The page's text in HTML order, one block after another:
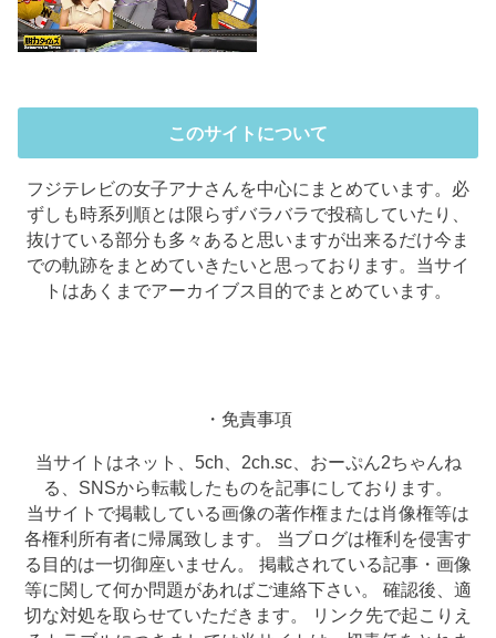
このサイトについて
フジテレビの女子アナさんを中心にまとめています。必
ずしも時系列順とは限らずバラバラで投稿していたり、
抜けている部分も多々あると思いますが出来るだけ今ま
での軌跡をまとめていきたいと思っております。当サイ
トはあくまでアーカイブス目的でまとめています。
・免責事項
当サイトはネット、5ch、2ch.sc、おーぷん2ちゃんね
る、SNSから転載したものを記事にしております。
当サイトで掲載している画像の著作権または肖像権等は
各権利所有者に帰属致します。 当ブログは権利を侵害す
る目的は一切御座いません。 掲載されている記事・画像
等に関して何か問題があればご連絡下さい。 確認後、適
切な対処を取らせていただきます。 リンク先で起こりえ